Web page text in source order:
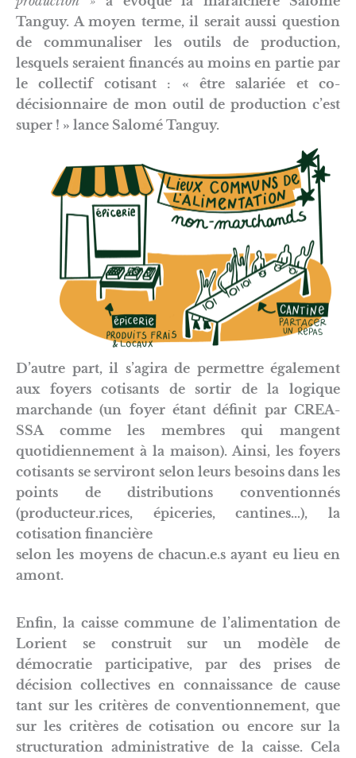
Tanguy. A moyen terme, il serait aussi question
de communaliser les outils de production,
lesquels seraient financés au moins en partie par
le collectif cotisant : « être salariée et co-
décisionnaire de mon outil de production c’est
super ! » lance Salomé Tanguy.
D’autre part, il s’agira de permettre également
aux foyers cotisants de sortir de la logique
marchande (un foyer étant définit par CREA-
SSA comme les membres qui mangent
quotidiennement à la maison). Ainsi, les foyers
cotisants se serviront selon leurs besoins dans les
points de distributions conventionnés
(producteur.rices, épiceries, cantines…), la
cotisation financière
selon les moyens de chacun.e.s ayant eu lieu en
amont.
Enfin, la caisse commune de l’alimentation de
Lorient se construit sur un modèle de
démocratie participative, par des prises de
décision collectives en connaissance de cause
tant sur les critères de conventionnement, que
sur les critères de cotisation ou encore sur la
structuration administrative de la caisse. Cela